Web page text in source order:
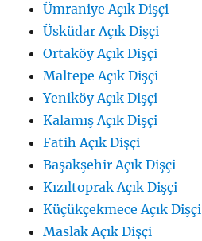
Ümraniye Açık Dişçi
Üsküdar Açık Dişçi
Ortaköy Açık Dişçi
Maltepe Açık Dişçi
Yeniköy Açık Dişçi
Kalamış Açık Dişçi
Fatih Açık Dişçi
Başakşehir Açık Dişçi
Kızıltoprak Açık Dişçi
Küçükçekmece Açık Dişçi
Maslak Açık Dişçi